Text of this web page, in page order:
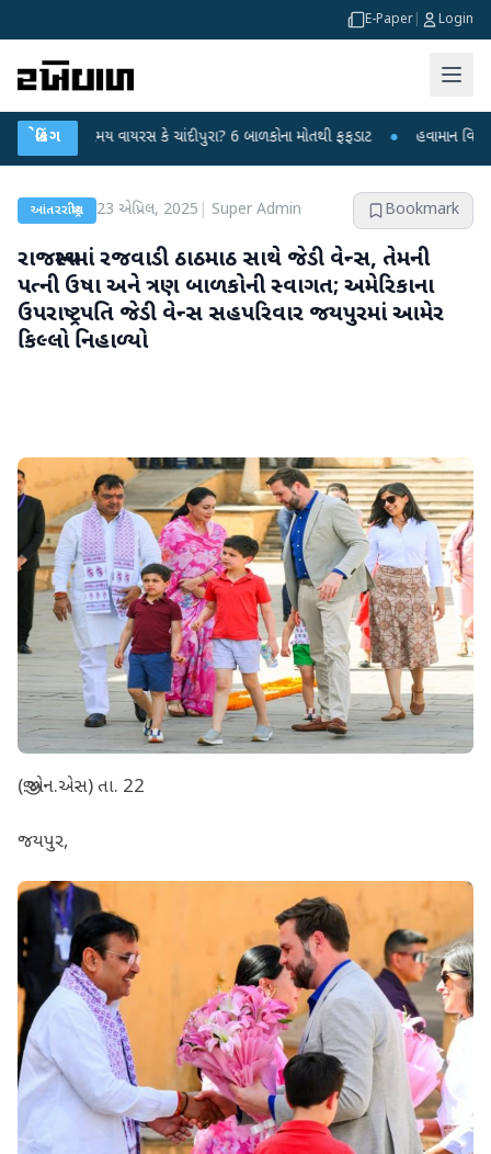
E-Paper Login
બ્રેકિંગ
કે ચાંદીપુરા? 6 બાળકોના મોતથી ફફડાટ ● હવામાન વિભાગે 18 રાજ્યો માટે
આંતરરાષ્ટ્રીય 23 એપ્રિલ, 2025 Super Admin Bookmark
રાજસ્થાનમાં રજવાડી ઠાઠમાઠ સાથે જેડી વેન્સ, તેમની
પત્ની ઉષા અને ત્રણ બાળકોની સ્વાગત; અમેરિકાના
ઉપરાષ્ટ્રપતિ જેડી વેન્સ સહપરિવાર જયપુરમાં આમેર
કિલ્લો નિહાળ્યો
(જી.એન.એસ) તા. 22
જયપુર,